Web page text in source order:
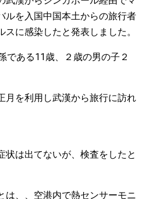
ルを入国中国本土からの旅行者
スに感染したと発表しました。
である11歳、２歳の男の子２
月を利用し武漢から旅行に訪れ
状は出てないが、検査をしたと
は、、空港内で熱センサーモニ